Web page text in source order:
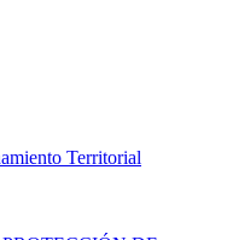
Territorial